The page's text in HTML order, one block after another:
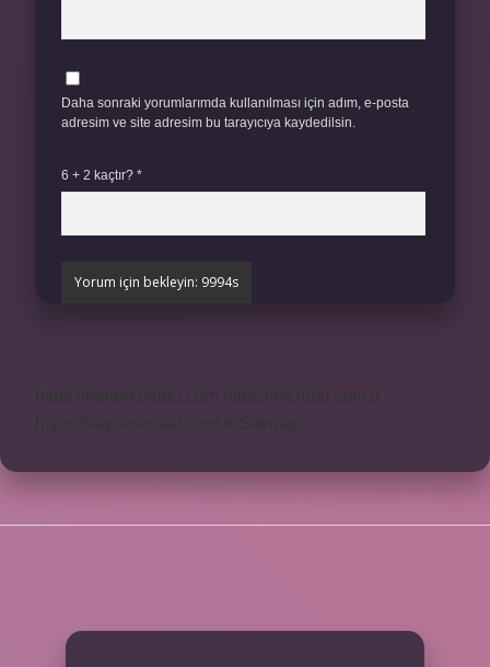
Daha sonraki yorumlarımda kullanılması için adım, e-posta
adresim ve site adresim bu tarayıcıya kaydedilsin.
6 + 2 kaçtır? *